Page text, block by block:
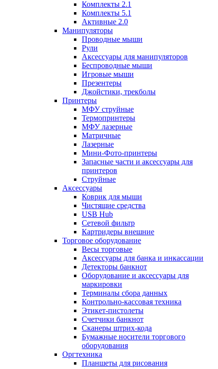
Комплекты 2.1
Комплекты 5.1
Активные 2.0
Манипуляторы
Проводные мыши
Рули
Аксессуары для манипуляторов
Беспроводные мыши
Игровые мыши
Презентеры
Джойстики, трекболы
Принтеры
МФУ струйные
Термопринтеры
МФУ лазерные
Матричные
Лазерные
Мини-Фото-принтеры
Запасные части и аксессуары для
принтеров
Струйные
Аксессуары
Коврик для мыши
Чистящие средства
USB Hub
Сетевой фильтр
Картридеры внешние
Торговое оборудование
Весы торговые
Аксессуары для банка и инкассации
Детекторы банкнот
Оборудование и аксессуары для
маркировки
Терминалы сбора данных
Контрольно-кассовая техника
Этикет-пистолеты
Счетчики банкнот
Сканеры штрих-кода
Бумажные носители торгового
оборудования
Оргтехника
Планшеты для рисования